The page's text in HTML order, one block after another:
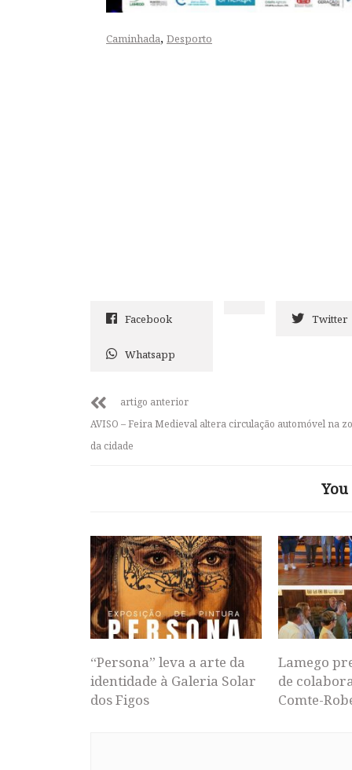
Caminhada, Desporto
Facebook Twitter
Whatsapp
artigo anterior
AVISO – Feira Medieval altera circulação automóvel na
da cidade
“Persona” leva a arte da
identidade à Galeria Solar
dos Figos
Lamego
de
Comte-